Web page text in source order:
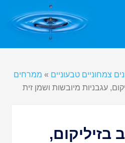
צמחוניים טבעוניים » ממרחים
עגבניות מיובשות ושמן זית
בזיליקום,